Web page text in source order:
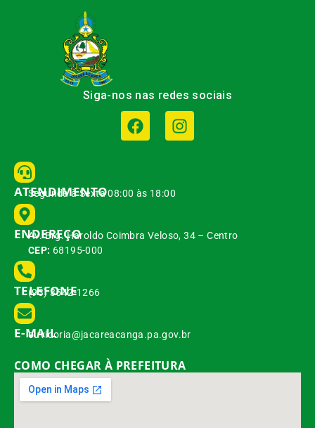
Siga-nos nas redes sociais
ATENDIMENTO
Segunda à Sexta 08:00 às 18:00
ENDEREÇO
Av. Brg. Haroldo Coimbra Veloso, 34 – Centro
CEP: 68195-000
TELEFONE
(93) 3542-1266
E-MAIL
ouvidoria@jacareacanga.pa.gov.br
COMO CHEGAR À PREFEITURA